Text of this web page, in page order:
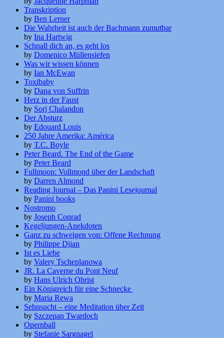
Transkription
by Ben Lerner
Die Wahrheit ist auch der Bachmann zumutbar
by Ina Hartwig
Schnall dich an, es geht los
by Domenico Müllensiefen
Was wir wissen können
by Ian McEwan
Toxibaby
by Dana von Suffrin
Herz in der Faust
by Sorj Chalandon
Der Absturz
by Edouard Louis
250 Jahre Amerika: América
by T.C. Boyle
Peter Beard. The End of the Game
by Peter Beard
Fullmoon: Vollmond über der Landschaft
by Darren Almond
Reading Journal – Das Panini Lesejournal
by Panini books
Nostromo
by Joseph Conrad
Kegeljungen-Anekdoten
Ganz zu schweigen von: Offene Rechnung
by Philippe Djian
Ist es Liebe
by Valery Tscheplanowa
JR. La Caverne du Pont Neuf
by Hans Ulrich Obrist
Ein Königreich für eine Schnecke
by Maria Rewa
Sehnsucht – eine Meditation über Zeit
by Szczepan Twardoch
Opernball
by Stefanie Sargnagel